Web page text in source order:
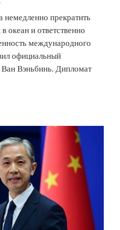
немедленно прекратить
океан и ответственно
международного
официальный
Вэньбинь. Дипломат